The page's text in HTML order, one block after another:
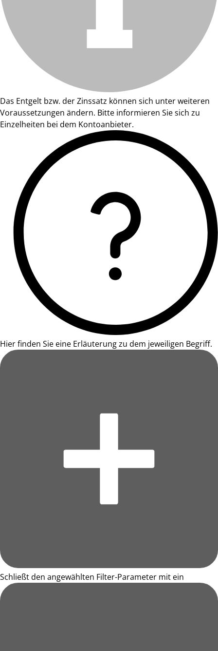
Das Entgelt bzw. der Zinssatz können sich unter weiteren
Voraussetzungen ändern. Bitte informieren Sie sich zu
Einzelheiten bei dem Kontoanbieter.
Hier finden Sie eine Erläuterung zu dem jeweiligen Begriff.
Schließt den angewählten Filter-Parameter mit ein